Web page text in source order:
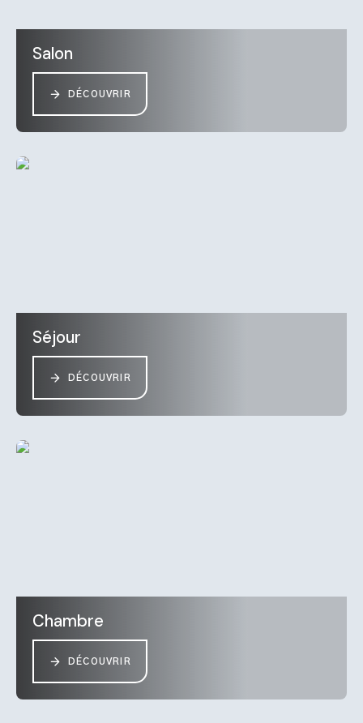
Salon
DÉCOUVRIR
Séjour
DÉCOUVRIR
Chambre
DÉCOUVRIR